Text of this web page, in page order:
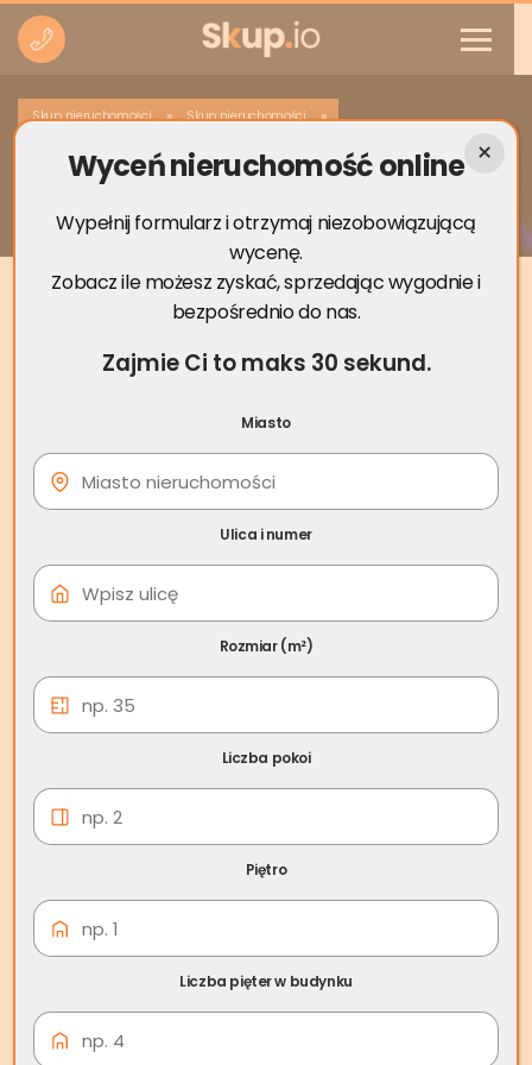
Skup nieruchomości » Skup nieruchomości »
Skup nieruchomości Biskupiec
08 czeSkup nieruchomości
Biskupiec
Wyceń nieruchomość online
Wypełnij formularz i otrzymaj niezobowiązującą
wycenę.
Zobacz ile możesz zyskać, sprzedając wygodnie i
bezpośrednio do nas.
Zajmie Ci to maks 30 sekund.
Miasto
Ulica i numer
Rozmiar (m²)
Liczba pokoi
Piętro
Liczba pięter w budynku